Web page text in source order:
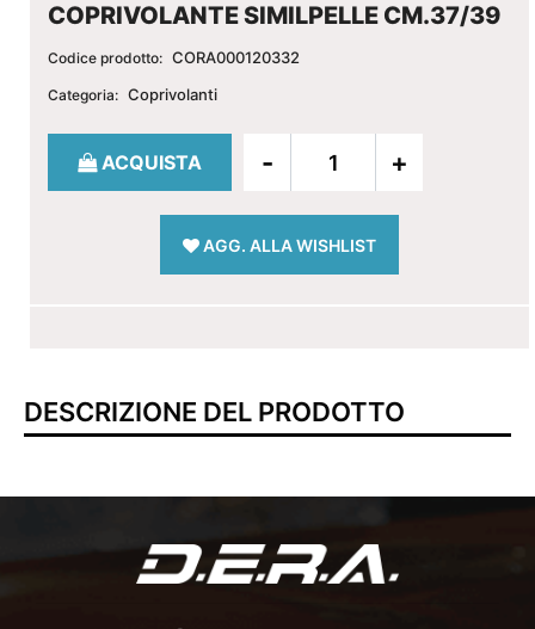
COPRIVOLANTE SIMILPELLE CM.37/39
Codice prodotto: CORA000120332
Categoria: Coprivolanti
Quantità
ACQUISTA
AGG. ALLA WISHLIST
DESCRIZIONE DEL PRODOTTO